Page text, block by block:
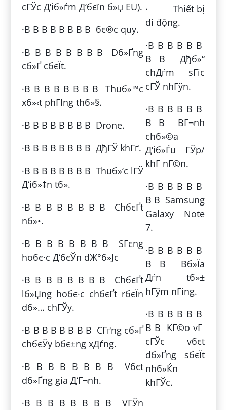
cГЎc Д‘iб»ѓm Д‘бєїn б»џ EU).
·В В В В В В В В бє®c quy.
·В В В В В В В В Dб»Ґng
cб»Ґ cбєЇt.
·В В В В В В В В Thuб»™c
xб»‹t phГІng thб»§.
·В В В В В В В В Drone.
·В В В В В В В В ДђГЎ khГґ.
·В В В В В В В В Thuб»‘c lГЎ
Д‘iб»‡n tб»­.
·В В В В В В В В ChбєҐt
nб»•.
·В В В В В В В В SГєng
hoбє·c Д‘бєЎn dЖ°б»Јc
·В В В В В В В В ChбєҐt
lб»Џng hoбє·c chбєҐt rбєЇn
dб»… chГЎy.
·В В В В В В В В CГґng cб»Ґ
chбєЎy bбє±ng xДѓng.
·В В В В В В В В Vбє­t
dб»Ґng gia Д‘Г¬nh.
·В В В В В В В В VГЎn
· Thiết bị
di động.
·В В В В В В
В В Дђб»“
chДѓm sГіc
cГЎ nhГўn.
·В В В В В В
В В BГ¬nh
chб»©a
Д‘iб»Ѓu ГЎp/
khГ­ nГ©n.
·В В В В В В
В В Samsung
Galaxy Note
7.
·В В В В В В
В В Bб»Їa
Дѓn tб»±
hГўm nГіng.
·В В В В В В
В В KГ©o vГ
cГЎc vбє­t
dб»Ґng sбєЇt
nhб»Ќn
khГЎc.